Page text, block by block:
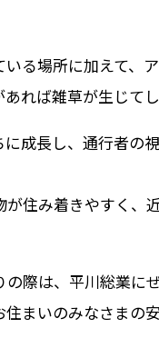
る場所に加えて、
れば雑草が生じてし
成長し、通行者の
住み着きやすく、
際は、平川総業に
まいのみなさまの